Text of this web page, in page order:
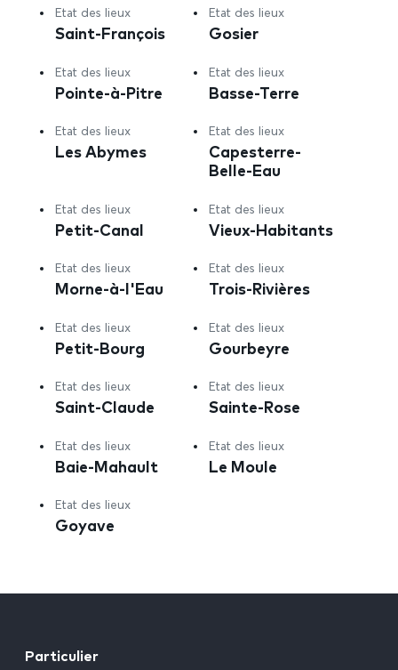
Etat des lieux
Saint-François
Etat des lieux
Gosier
Etat des lieux
Pointe-à-Pitre
Etat des lieux
Basse-Terre
Etat des lieux
Les Abymes
Etat des lieux
Capesterre-
Belle-Eau
Etat des lieux
Petit-Canal
Etat des lieux
Vieux-Habitants
Etat des lieux
Morne-à-l'Eau
Etat des lieux
Trois-Rivières
Etat des lieux
Petit-Bourg
Etat des lieux
Gourbeyre
Etat des lieux
Saint-Claude
Etat des lieux
Sainte-Rose
Etat des lieux
Baie-Mahault
Etat des lieux
Le Moule
Etat des lieux
Goyave
Particulier